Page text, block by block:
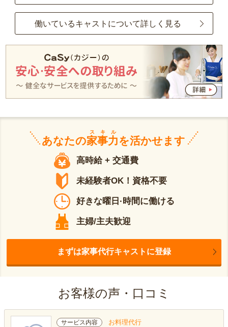
働いているキャストについて詳しく見る
あなたの家事力
スキル
を活かせます
高時給 + 交通費
未経験者OK！資格不要
好きな曜日·時間に働ける
主婦/主夫歓迎
まずは家事代行キャストに登録
お客様の声・口コミ
サービス内容 お料理代行